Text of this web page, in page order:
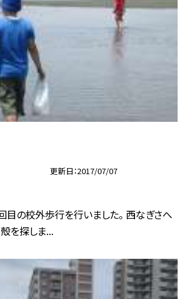
更新日 2017/07/07
目の校外歩行を行いました。 西なぎさへ
を探しま...